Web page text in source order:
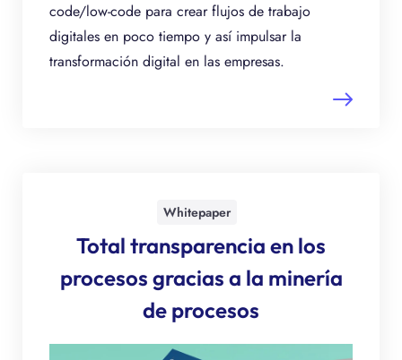
code/low-code para crear flujos de trabajo
digitales en poco tiempo y así impulsar la
transformación digital en las empresas.
Whitepaper
Total transparencia en los
procesos gracias a la minería
de procesos